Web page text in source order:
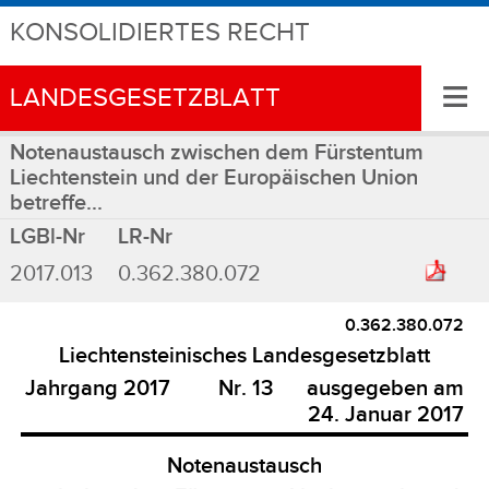
KONSOLIDIERTES RECHT
LANDESGESETZBLATT ≡
Notenaustausch zwischen dem Fürstentum
Liechtenstein und der Europäischen Union
betreffe...
LGBl-Nr
LR-Nr
2017.013
0.362.380.072